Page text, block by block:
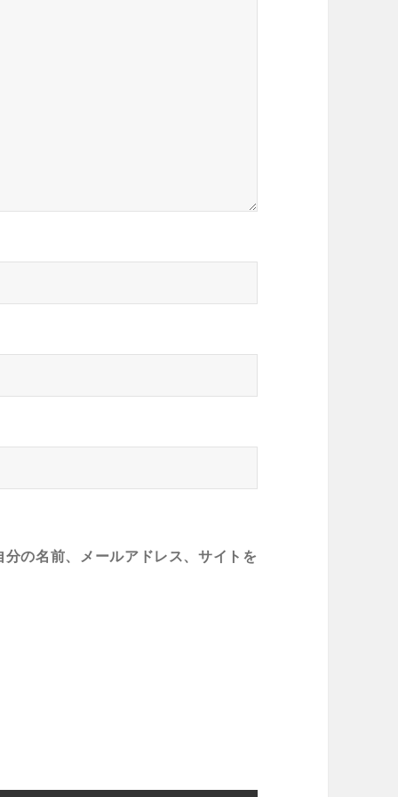
の名前、メールアドレス、サイトを